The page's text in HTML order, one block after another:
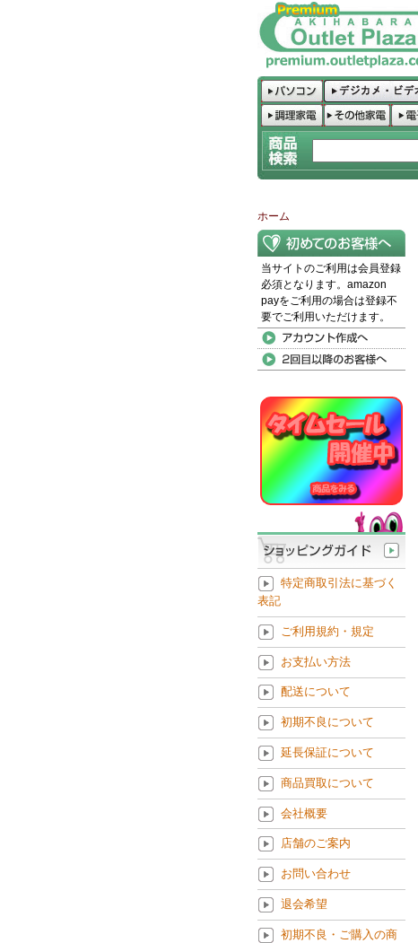
ホーム
当サイトのご利用は会員登録
必須となります。amazon
payをご利用の場合は登録不
要でご利用いただけます。
特定商取引法に基づく
表記
ご利用規約・規定
お支払い方法
配送について
初期不良について
延長保証について
商品買取について
会社概要
店舗のご案内
お問い合わせ
退会希望
初期不良・ご購入の商